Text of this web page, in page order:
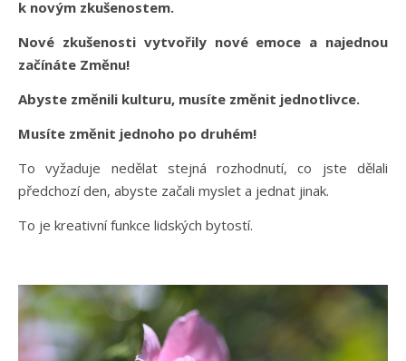
k novým zkušenostem.
Nové zkušenosti vytvořily nové emoce a najednou
začínáte Změnu!
Abyste změnili kulturu, musíte změnit jednotlivce.
Musíte změnit jednoho po druhém!
To vyžaduje nedělat stejná rozhodnutí, co jste dělali
předchozí den, abyste začali myslet a jednat jinak.
To je kreativní funkce lidských bytostí.